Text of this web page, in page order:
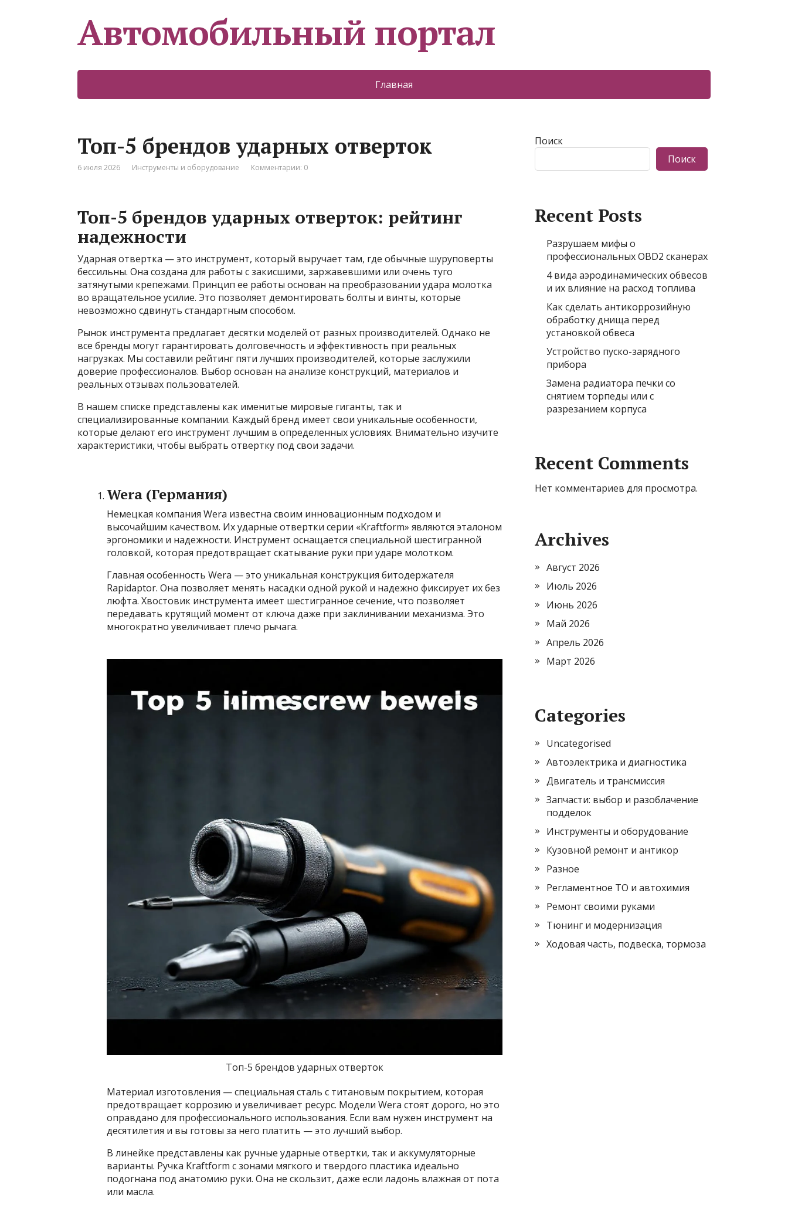
Автомобильный портал
Главная
Топ-5 брендов ударных отверток
6 июля 2026 Инструменты и оборудование Комментарии: 0
Топ-5 брендов ударных отверток: рейтинг
надежности
Ударная отвертка — это инструмент, который выручает там, где обычные шуруповерты
бессильны. Она создана для работы с закисшими, заржавевшими или очень туго
затянутыми крепежами. Принцип ее работы основан на преобразовании удара молотка
во вращательное усилие. Это позволяет демонтировать болты и винты, которые
невозможно сдвинуть стандартным способом.
Рынок инструмента предлагает десятки моделей от разных производителей. Однако не
все бренды могут гарантировать долговечность и эффективность при реальных
нагрузках. Мы составили рейтинг пяти лучших производителей, которые заслужили
доверие профессионалов. Выбор основан на анализе конструкций, материалов и
реальных отзывах пользователей.
В нашем списке представлены как именитые мировые гиганты, так и
специализированные компании. Каждый бренд имеет свои уникальные особенности,
которые делают его инструмент лучшим в определенных условиях. Внимательно изучите
характеристики, чтобы выбрать отвертку под свои задачи.
Wera (Германия)
Немецкая компания Wera известна своим инновационным подходом и
высочайшим качеством. Их ударные отвертки серии «Kraftform» являются эталоном
эргономики и надежности. Инструмент оснащается специальной шестигранной
головкой, которая предотвращает скатывание руки при ударе молотком.
Главная особенность Wera — это уникальная конструкция битодержателя
Rapidaptor. Она позволяет менять насадки одной рукой и надежно фиксирует их без
люфта. Хвостовик инструмента имеет шестигранное сечение, что позволяет
передавать крутящий момент от ключа даже при заклинивании механизма. Это
многократно увеличивает плечо рычага.
Топ-5 брендов ударных отверток
Материал изготовления — специальная сталь с титановым покрытием, которая
предотвращает коррозию и увеличивает ресурс. Модели Wera стоят дорого, но это
оправдано для профессионального использования. Если вам нужен инструмент на
десятилетия и вы готовы за него платить — это лучший выбор.
В линейке представлены как ручные ударные отвертки, так и аккумуляторные
варианты. Ручка Kraftform с зонами мягкого и твердого пластика идеально
подогнана под анатомию руки. Она не скользит, даже если ладонь влажная от пота
или масла.
Поиск
Поиск
Recent Posts
Разрушаем мифы о
профессиональных OBD2 сканерах
4 вида аэродинамических обвесов
и их влияние на расход топлива
Как сделать антикоррозийную
обработку днища перед
установкой обвеса
Устройство пуско-зарядного
прибора
Замена радиатора печки со
снятием торпеды или с
разрезанием корпуса
Recent Comments
Нет комментариев для просмотра.
Archives
Август 2026
Июль 2026
Июнь 2026
Май 2026
Апрель 2026
Март 2026
Categories
Uncategorised
Автоэлектрика и диагностика
Двигатель и трансмиссия
Запчасти: выбор и разоблачение
подделок
Инструменты и оборудование
Кузовной ремонт и антикор
Разное
Регламентное ТО и автохимия
Ремонт своими руками
Тюнинг и модернизация
Ходовая часть, подвеска, тормоза